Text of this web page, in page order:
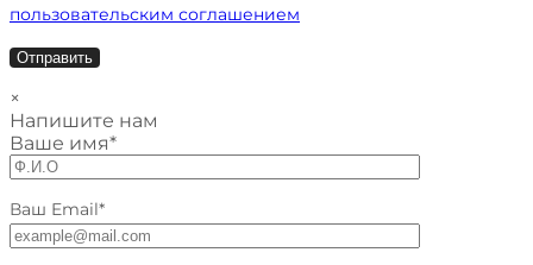
пользовательским соглашением
×
Напишите нам
Ваше имя*
Ваш Email*